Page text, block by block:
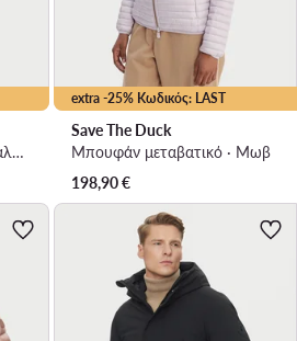
Μπουφάν μεταβατικό · Γαλάζιο
extra -25% Κωδικός: LAST
Save The Duck
Μπουφάν μεταβατικό · Μωβ
198,90€